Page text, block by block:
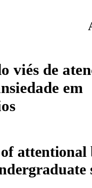
viés de
em
of